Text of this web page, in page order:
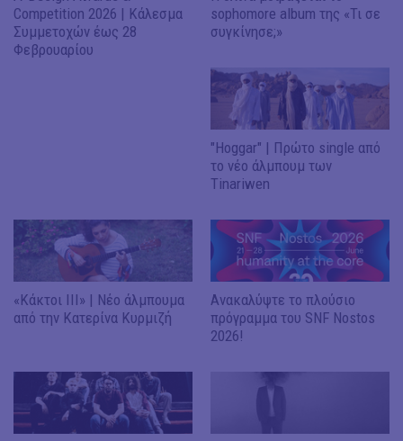
Competition 2026 | Κάλεσμα
Συμμετοχών έως 28
Φεβρουαρίου
sophomore album της «Τι σε
συγκίνησε;»
"Hoggar" | Πρώτο single από
το νέο άλμπουμ των
Tinariwen
«Κάκτοι ΙΙΙ» | Νέο άλμπουμα
από την Κατερίνα Κυρμιζή
Ανακαλύψτε το πλούσιο
πρόγραμμα του SNF Nostos
2026!